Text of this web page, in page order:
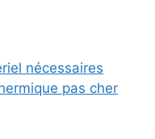
nécessaires
pas cher